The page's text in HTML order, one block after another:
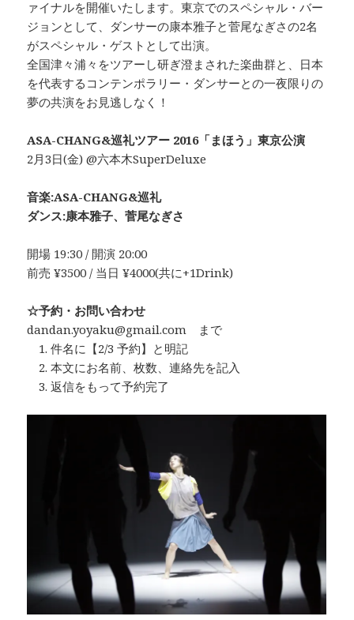
ァイナルを開催いたします。東京でのスペシャル・バー
ジョンとして、ダンサーの康本雅子と菅尾なぎさの2名
がスペシャル・ゲストとして出演。
全国津々浦々をツアーし研ぎ澄まされた楽曲群と、日本
を代表するコンテンポラリー・ダンサーとの一夜限りの
夢の共演をお見逃しなく！
ASA-CHANG&巡礼ツアー 2016「まほう」東京公演
2月3日(金) @六本木SuperDeluxe
音楽:ASA-CHANG&巡礼
ダンス:康本雅子、菅尾なぎさ
開場 19:30 / 開演 20:00
前売 ¥3500 / 当日 ¥4000(共に+1Drink)
☆予約・お問い合わせ
dandan.yoyaku@gmail.com まで
1. 件名に【2/3 予約】と明記
2. 本文にお名前、枚数、連絡先を記入
3. 返信をもって予約完了